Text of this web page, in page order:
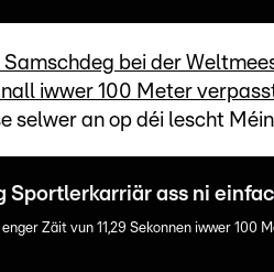
Samschdeg bei der
iwwer 100 Meter
selwer an op déi lescht
Sportlerkarriär ass ni
Zäit vun 11,29 Sekonnen iwwer 100